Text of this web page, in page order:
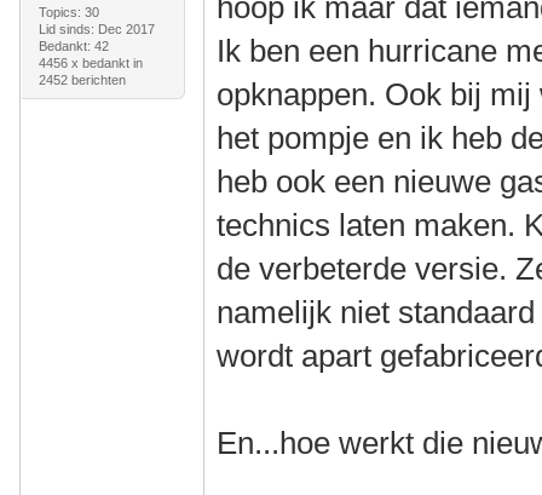
Topics: 30
Lid sinds: Dec 2017
Bedankt: 42
4456 x bedankt in
2452 berichten
hoop ik maar dat
Ik ben een hurricane
opknappen. Ook bij
het pompje en ik heb
heb ook een nieuwe
technics laten maken.
de verbeterde versie.
namelijk niet
wordt apart
En...hoe werkt die